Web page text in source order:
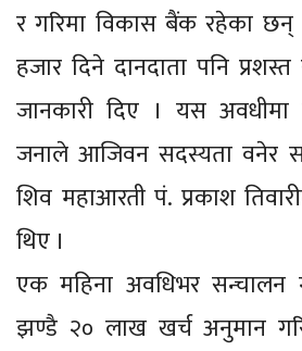
र गरिमा विकास बैंक रहेका
हजार दिने दानदाता पनि
जानकारी दिए । यस
जनाले आजिवन सदस्यता वनेर
शिव महाआरती पं. प्रकाश
थिए ।
एक महिना अवधिभर सन्चालन
झण्डै २० लाख खर्च अनुमान